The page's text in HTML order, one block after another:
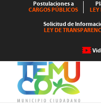
Postulaciones a
CARGOS PÚBLICOS
LEY
Solicitud de
LEY DE